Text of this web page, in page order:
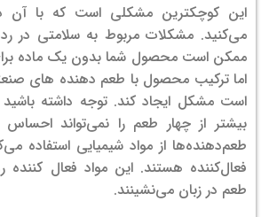
این کوچکترین مشکلی است که با
می‌کنید. مشکلات مربوط به سلامتی در
ممکن است محصول شما بدون یک ماده
اما ترکیب محصول با طعم دهنده های
است مشکل ایجاد کند. توجه داشته
بیشتر از چهار طعم را نمی‌تواند احساس
طعم‌دهنده‌ها از مواد شیمیایی استفاده
فعال‌کننده هستند. این مواد فعال
طعم در زبان می‌نشینند.